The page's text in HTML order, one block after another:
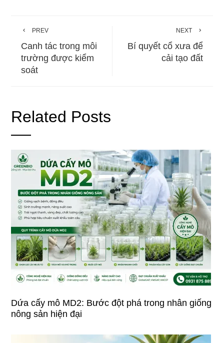
PREV
Canh tác trong môi
trường được kiểm
soát
NEXT
Bí quyết cổ xưa để
cải tạo đất
Related Posts
Dứa cấy mô MD2: Bước đột phá trong nhân giống
nông sản hiện đại